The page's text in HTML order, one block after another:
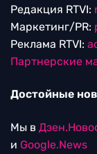
Редакция RTVI:
Маркетинг/PR:
Реклама RTVI:
Партнерские
Достойные
Мы в
и Google.News